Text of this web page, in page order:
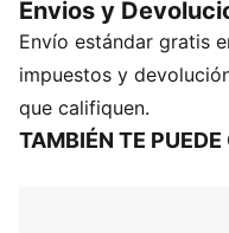
CARACTERÍSTICAS Y
Producto fabricado
materiales reciclados
DETALLES
Ajuste regular
Envios y
Envío estándar gratis
impuestos y
que califiquen.
TAMBIÉN TE PUEDE